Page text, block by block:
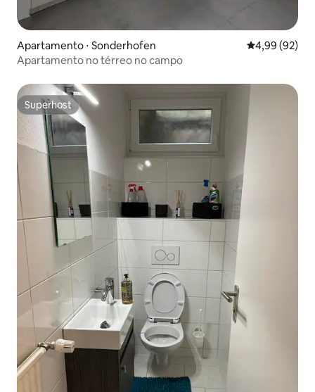
Apartamento ⋅ Sonderhofen 4,99 de uma
4,99 (92)
Apartamento no térreo no campo
Superhost
Superhost